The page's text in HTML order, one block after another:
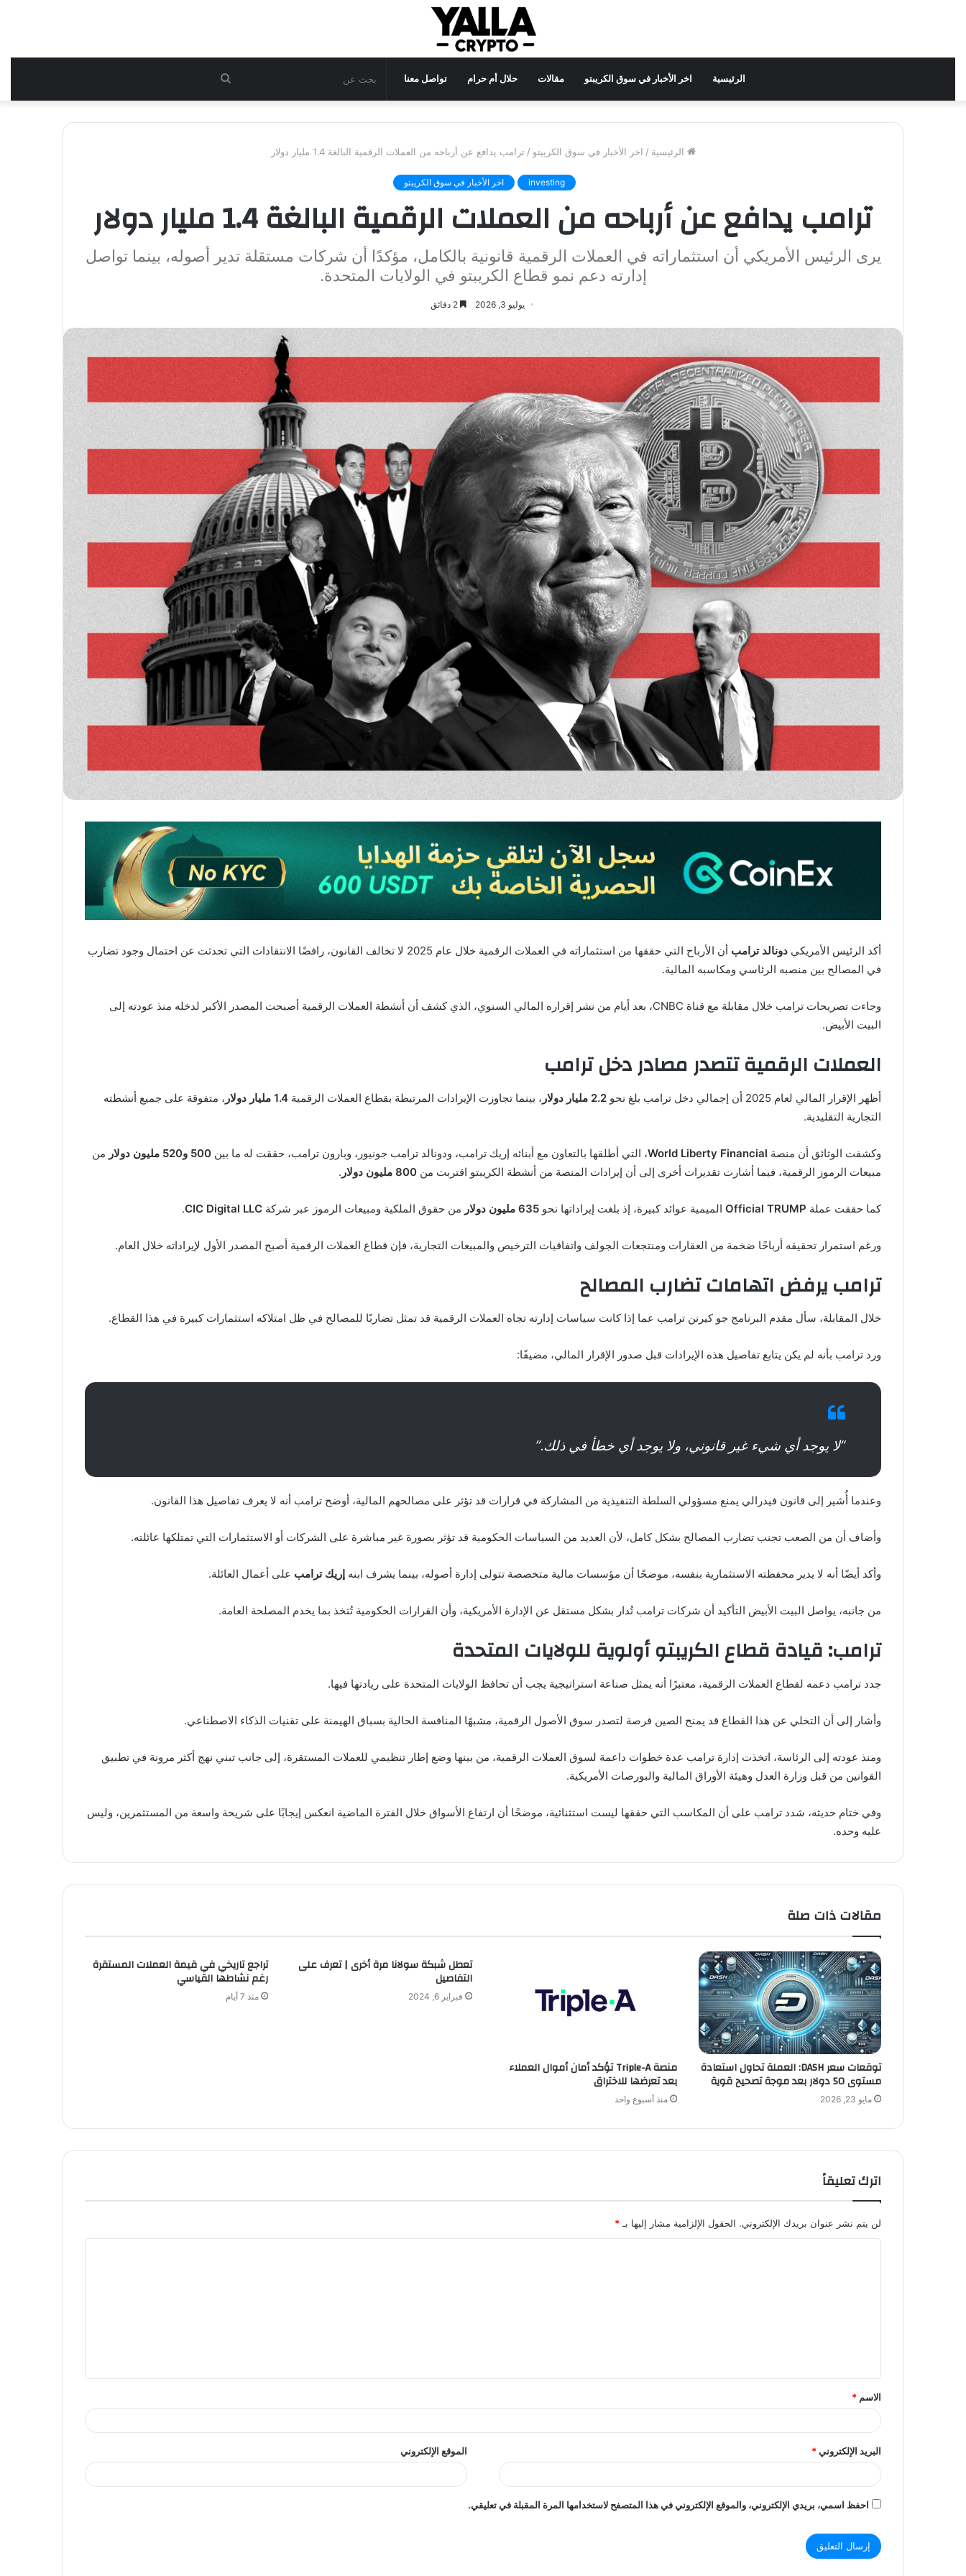
الرئيسية اخر الأخبار في سوق الكريبتو مقالات حلال أم حرام تواصل معنا بحث
عن
الرئيسية / اخر الأخبار في سوق الكريبتو / ترامب يدافع عن أرباحه من العملات الرقمية البالغة 1.4 مليار دولار
investing اخر الأخبار في سوق الكريبتو
ترامب يدافع عن أرباحه من العملات الرقمية البالغة 1.4 مليار دولار
يرى الرئيس الأمريكي أن استثماراته في العملات الرقمية قانونية بالكامل، مؤكدًا أن شركات مستقلة تدير أصوله، بينما تواصل
إدارته دعم نمو قطاع الكريبتو في الولايات المتحدة.
يوليو 3, 2026
أكد الرئيس الأمريكي دونالد ترامب
أن الأرباح التي حققها من استثماراته في العملات الرقمية خلال عام 2025 لا تخالف القانون، رافضًا الانتقادات التي تحدثت عن احتمال وجود تضارب
في المصالح بين منصبه الرئاسي ومكاسبه المالية.
وجاءت تصريحات ترامب خلال مقابلة مع قناة CNBC، بعد أيام من نشر إقراره المالي السنوي، الذي كشف أن أنشطة العملات الرقمية أصبحت المصدر الأكبر لدخله منذ عودته إلى
البيت الأبيض.
العملات الرقمية تتصدر مصادر دخل ترامب
أظهر الإقرار المالي لعام 2025 أن إجمالي دخل ترامب بلغ نحو 2.2 مليار دولار ، بينما تجاوزت الإيرادات المرتبطة بقطاع العملات الرقمية 1.4 مليار دولار
، متفوقة على جميع أنشطته
التجارية التقليدية.
وكشفت الوثائق أن منصة World Liberty Financial، التي أطلقها بالتعاون مع أبنائه إريك ترامب، ودونالد ترامب جونيور، وبارون ترامب، حققت له ما بين 500 و520 مليون دولار
من
مبيعات الرموز الرقمية، فيما أشارت تقديرات أخرى إلى أن إيرادات المنصة من أنشطة الكريبتو اقتربت من 800 مليون دولار .
كما حققت عملة Official TRUMP الميمية عوائد كبيرة، إذ بلغت إيراداتها نحو 635 مليون دولار من حقوق الملكية ومبيعات الرموز عبر شركة CIC Digital LLC
.
ورغم استمرار تحقيقه أرباحًا ضخمة من العقارات ومنتجعات الجولف واتفاقيات الترخيص والمبيعات التجارية، فإن قطاع العملات الرقمية أصبح المصدر الأول لإيراداته خلال العام.
ترامب يرفض اتهامات تضارب المصالح
خلال المقابلة، سأل مقدم البرنامج جو كيرنن ترامب عما إذا كانت سياسات إدارته تجاه العملات الرقمية قد تمثل تضاربًا للمصالح في ظل امتلاكه استثمارات كبيرة في هذا القطاع.
ورد ترامب بأنه لم يكن يتابع تفاصيل هذه الإيرادات قبل صدور الإقرار المالي، مضيفًا:
“لا يوجد أي شيء غير قانوني، ولا يوجد أي خطأ في ذلك.”
وعندما أُشير إلى قانون فيدرالي يمنع مسؤولي السلطة التنفيذية من المشاركة في قرارات قد تؤثر على مصالحهم المالية، أوضح ترامب أنه لا يعرف تفاصيل هذا القانون.
وأضاف أن من الصعب تجنب تضارب المصالح بشكل كامل، لأن العديد من السياسات الحكومية قد تؤثر بصورة غير مباشرة على الشركات أو الاستثمارات التي تمتلكها عائلته.
وأكد أيضًا أنه لا يدير محفظته الاستثمارية بنفسه، موضحًا أن مؤسسات مالية متخصصة تتولى إدارة أصوله، بينما يشرف ابنه إريك ترامب على أعمال العائلة.
من جانبه، يواصل البيت الأبيض التأكيد أن شركات ترامب تُدار بشكل مستقل عن الإدارة الأمريكية، وأن القرارات الحكومية تُتخذ بما يخدم المصلحة العامة.
ترامب: قيادة قطاع الكريبتو أولوية للولايات المتحدة
جدد ترامب دعمه لقطاع العملات الرقمية، معتبرًا أنه يمثل صناعة استراتيجية يجب أن تحافظ الولايات المتحدة على ريادتها فيها.
وأشار إلى أن التخلي عن هذا القطاع قد يمنح الصين فرصة لتصدر سوق الأصول الرقمية، مشبهًا المنافسة الحالية بسباق الهيمنة على تقنيات الذكاء الاصطناعي.
ومنذ عودته إلى الرئاسة، اتخذت إدارة ترامب عدة خطوات داعمة لسوق العملات الرقمية، من بينها وضع إطار تنظيمي للعملات المستقرة، إلى جانب تبني نهج أكثر مرونة في تطبيق
القوانين من قبل وزارة العدل وهيئة الأوراق المالية والبورصات الأمريكية.
وفي ختام حديثه، شدد ترامب على أن المكاسب التي حققها ليست استثنائية، موضحًا أن ارتفاع الأسواق خلال الفترة الماضية انعكس إيجابًا على شريحة واسعة من المستثمرين، وليس
عليه وحده.
مقالات ذات صلة
توقعات سعر DASH: العملة تحاول استعادة
مستوى 50 دولار بعد موجة تصحيح قوية
مايو 23, 2026
منصة Triple-A تؤكد أمان أموال العملاء
بعد تعرضها للاختراق
منذ أسبوع واحد
تعطل شبكة سولانا مرة أخرى | تعرف على
التفاصيل
فبراير 6, 2024
تراجع تاريخي في قيمة العملات المستقرة
رغم نشاطها القياسي
منذ 7 أيام
اترك تعليقاً
لن يتم نشر عنوان بريدك الإلكتروني. الحقول الإلزامية مشار إليها بـ*
ق
*
الاسم *
البريد الإلكتروني* الموقع الإلكتروني
احفظ اسمي، بريدي الإلكتروني، والموقع الإلكتروني في هذا المتصفح لاستخدامها المرة المقبلة في تعليقي.